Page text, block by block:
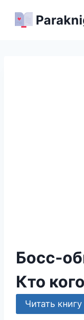
Босс-
Кто
Читать книгу